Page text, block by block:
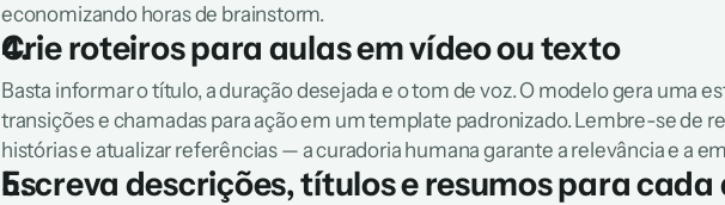
economizando horas de brainstorm.
Crie roteiros para aulas em vídeo ou texto
Basta informar o título, a duração desejada e o tom de voz. O modelo gera uma
transições e chamadas para ação em um template padronizado. Lembre-se de
histórias e atualizar referências — a curadoria humana garante a relevância e a
Escreva descrições, títulos e resumos para cada